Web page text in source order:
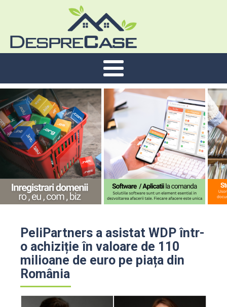
PeliPartners a asistat WDP într-
o achiziție în valoare de 110
milioane de euro pe piața din
România